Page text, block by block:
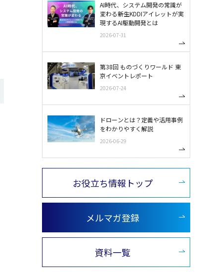
AI時代、システム開発の常識が
変わる――新生KDDIアイレットが実
現するAI駆動開発とは
2026-07-31
第38回 ものづくりワールド 東
京イベントレポート
2026-07-24
ドローンとは？定義や活用事例
をわかりやすく解説
2026-06-29
お役立ち情報トップ
メルマガ登録
資料一覧